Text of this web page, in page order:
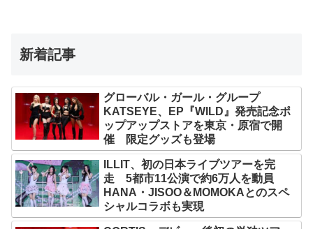
新着記事
グローバル・ガール・グループ
KATSEYE、EP『WILD』発売記念ポ
ップアップストアを東京・原宿で開
催 限定グッズも登場
ILLIT、初の日本ライブツアーを完
走 5都市11公演で約6万人を動員
HANA・JISOO＆MOMOKAとのスペ
シャルコラボも実現